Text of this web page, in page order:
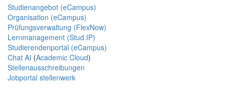
Studienangebot (eCampus)
Organisation (eCampus)
Prüfungsverwaltung (FlexNow)
Lernmanagement (Stud.IP)
Studierendenportal (eCampus)
Chat AI (Academic Cloud)
Stellenausschreibungen
Jobportal stellenwerk